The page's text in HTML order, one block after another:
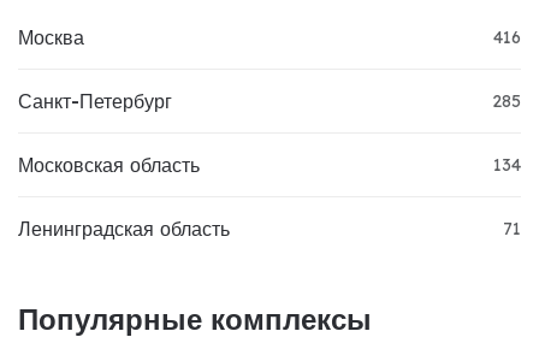
Москва 416
Санкт-Петербург 285
Московская область 134
Ленинградская область 71
Популярные комплексы